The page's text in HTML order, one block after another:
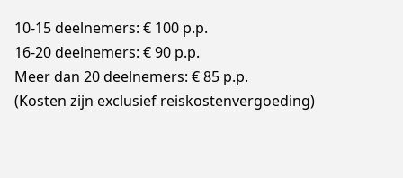
10-15 deelnemers: € 100 p.p.
16-20 deelnemers: € 90 p.p.
Meer dan 20 deelnemers: € 85 p.p.
(Kosten zijn exclusief reiskostenvergoeding)